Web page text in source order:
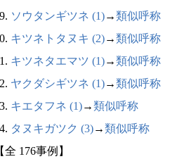
ソウタンギツネ (1)→類似呼称
キツネトタヌキ (2)→類似呼称
キツネタエマツ (1)→類似呼称
ヤクダシギツネ (1)→類似呼称
キエタフネ (1)→類似呼称
タヌキガツク (3)→類似呼称
【全 176事例】